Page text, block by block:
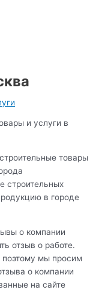
и услуги в
товары
строительных
в городе
о компании
отзыв о работе.
мы просим
о компании
на сайте